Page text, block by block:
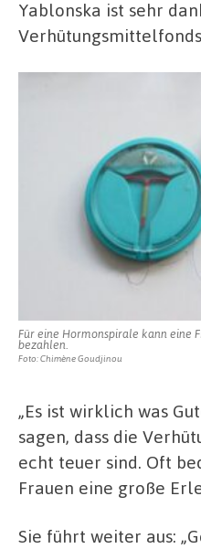
Yablonska ist sehr
Für eine Hormonspirale kann eine
bezahlen.
Foto: Chimène Goudjinou
„Es ist wirklich was
sagen, dass die
echt teuer sind. Oft
Frauen eine große
Sie führt weiter aus: